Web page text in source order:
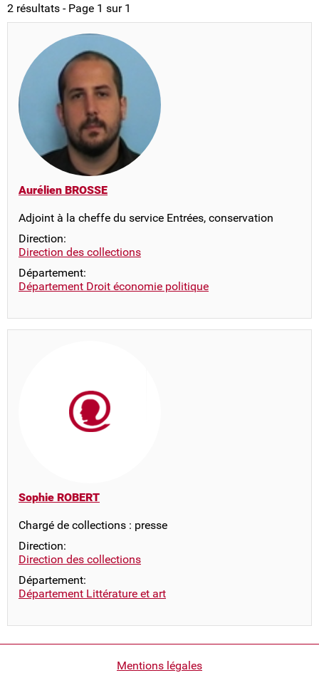
2 résultats - Page 1 sur 1
Aurélien BROSSE
Adjoint à la cheffe du service Entrées, conservation
Direction:
Direction des collections
Département:
Département Droit économie politique
Sophie ROBERT
Chargé de collections : presse
Direction:
Direction des collections
Département:
Département Littérature et art
Mentions légales